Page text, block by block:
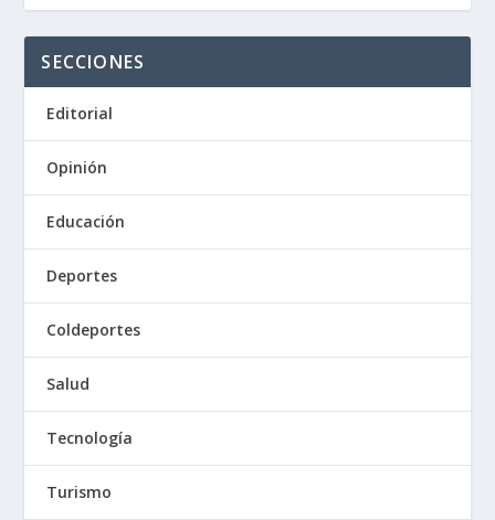
SECCIONES
Editorial
Opinión
Educación
Deportes
Coldeportes
Salud
Tecnología
Turismo